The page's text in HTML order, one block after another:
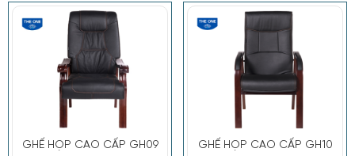
Mua hàng Tư vấn
GHẾ HỌP CAO CẤP GH09 GHẾ HỌP CAO CẤP GH10